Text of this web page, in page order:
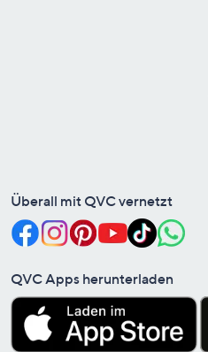
Überall mit QVC vernetzt
QVC Apps herunterladen